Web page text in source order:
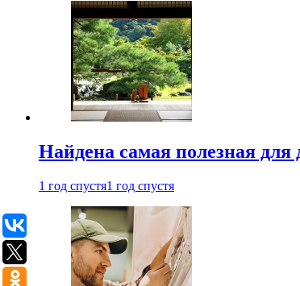
Найдена самая полезная для
1 год спустя1 год спустя